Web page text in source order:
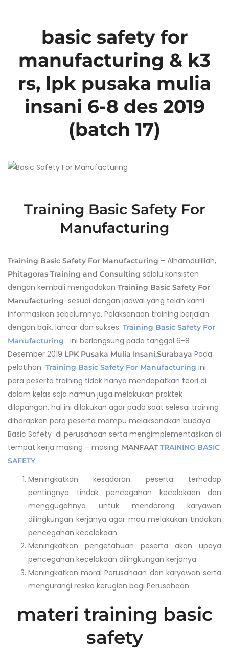
basic safety for
manufacturing & k3
rs, lpk pusaka mulia
insani 6-8 des 2019
(batch 17)
Training Basic Safety For
Manufacturing
Training Basic Safety For Manufacturing – Alhamdulillah,
Phitagoras Training and Consulting selalu konsisten
dengan kembali mengadakan Training Basic Safety For
Manufacturing sesuai dengan jadwal yang telah kami
informasikan sebelumnya. Pelaksanaan training berjalan
dengan baik, lancar dan sukses. Training Basic Safety For
Manufacturing
ini berlangsung pada tanggal 6-8
Desember 2019 LPK Pusaka Mulia Insani,Surabaya Pada
pelatihan Training Basic Safety For Manufacturing ini
para peserta training tidak hanya mendapatkan teori di
dalam kelas saja namun juga melakukan praktek
dilapangan. hal ini dilakukan agar pada saat selesai training
diharapkan para peserta mampu melaksanakan budaya
Basic Safety di perusahaan serta mengimplementasikan di
tempat kerja masing – masing. MANFAATTRAINING BASIC
SAFETY
Meningkatkan kesadaran peserta terhadap
pentingnya tindak pencegahan kecelakaan dan
menggugahnya untuk mendorong karyawan
dilingkungan kerjanya agar mau melakukan tindakan
pencegahan kecelakaan.
Meningkatkan pengetahuan peserta akan upaya
pencegahan kecelakaan dilingkungan kerjanya.
Meningkatkan moral Perusahaan dan karyawan serta
mengurangi resiko kerugian bagi Perusahaan
materi training basic
safety